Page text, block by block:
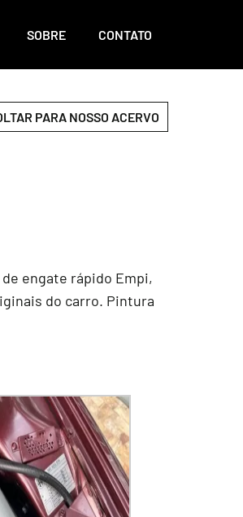
SOBRE CONTATO
PARA NOSSO ACERVO
engate rápido Empi,
do carro. Pintura